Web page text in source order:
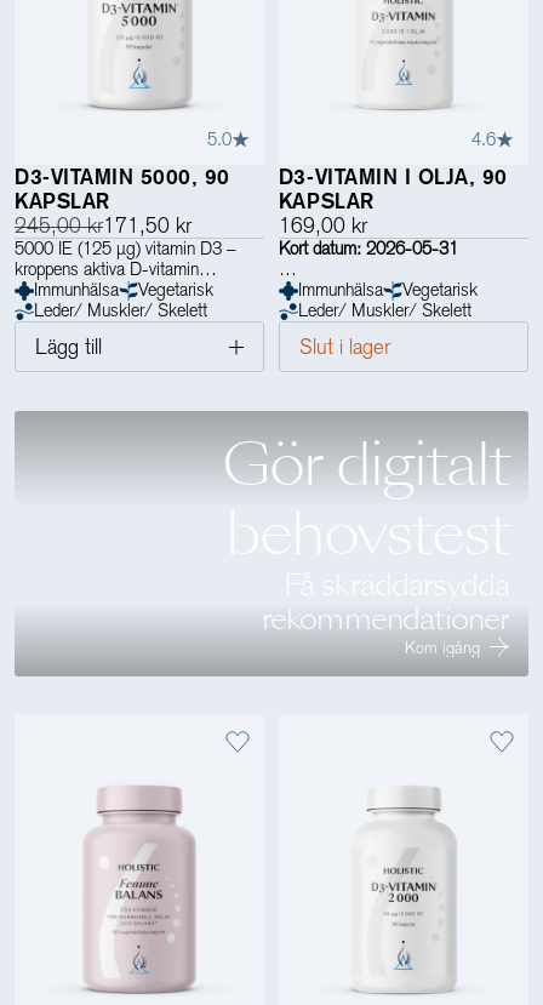
5.0
D3-VITAMIN 5000, 90
KAPSLAR
245,00 kr171,50 kr
5000 IE (125 µg) vitamin D3 –
kroppens aktiva D-vitamin
Immunhälsa
Vegetarisk
Leder/ Muskler/ Skelett
Lägg till
4.6
D3-VITAMIN I OLJA, 90
KAPSLAR
169,00 kr
Kort datum: 2026-05-31
2000 IE (50 µg) vitamin D3 –
upplöst i ekologisk kokosolja
Immunhälsa
Vegetarisk
Leder/ Muskler/ Skelett
Slut i lager
Gör digitalt
behovstest
Få skräddarsydda
rekommendationer
Kom igång